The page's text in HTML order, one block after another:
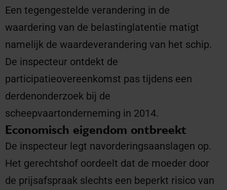
Een tegengestelde verandering in de
waardering van de belastinglatentie matigt
namelijk de waardeverandering van het schip.
De inspecteur ontdekt de
participatieovereenkomst pas tijdens een
derdenonderzoek bij de
scheepvaartonderneming in 2014.
Economisch eigendom ontbreekt
De inspecteur legt navorderingsaanslagen op.
Het gerechtshof oordeelt dat de moeder door
de prijsafspraak slechts een beperkt risico van